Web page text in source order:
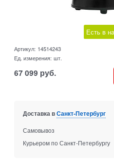
Есть в
Артикул: 14514243
Ед. измерения: шт.
67 099 руб.
Доставка вСанкт-Петербург
Самовывоз
Курьером по Санкт-Петербургу